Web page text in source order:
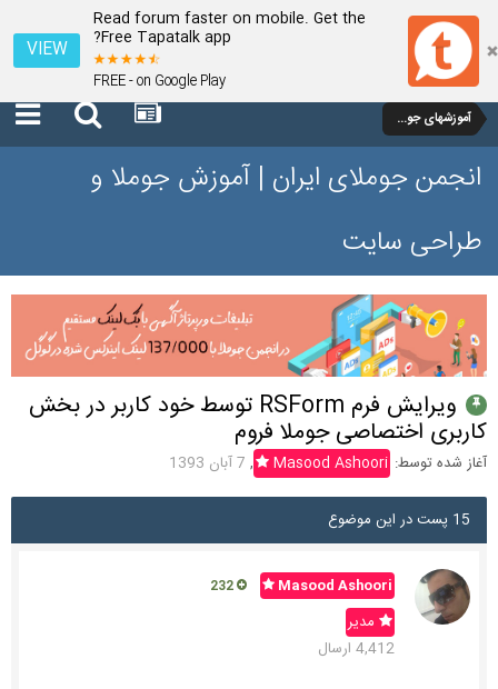
Read forum faster on mobile. Get the
Free Tapatalk app?
FREE - on Google Play
VIEW
آموزشهای جوملا 1.7 و 2.5
انجمن جوملای ایران | آموزش جوملا و
طراحی سایت
ویرایش فرم RSForm توسط خود کاربر در بخش
کاربری اختصاصی جوملا فروم
آغاز شده توسط: Masood Ashoori
, 7 آبان 1393
15 پست در این موضوع
Masood Ashoori
مدیر
4,412 ارسال